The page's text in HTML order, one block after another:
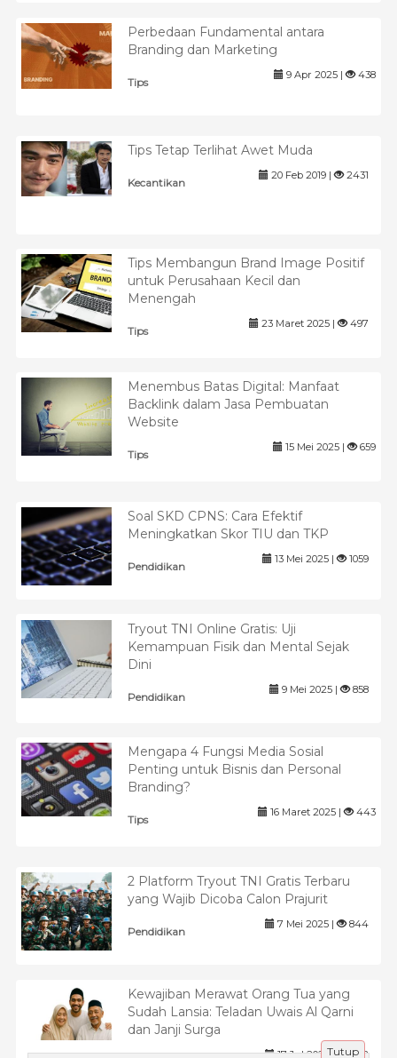
Perbedaan Fundamental antara
Branding dan Marketing
Tips
9 Apr 2025 | 438
Tips Tetap Terlihat Awet Muda
Kecantikan
20 Feb 2019 | 2431
Tips Membangun Brand Image Positif
untuk Perusahaan Kecil dan
Menengah
Tips
23 Maret 2025 | 497
Menembus Batas Digital: Manfaat
Backlink dalam Jasa Pembuatan
Website
Tips
15 Mei 2025 | 659
Soal SKD CPNS: Cara Efektif
Meningkatkan Skor TIU dan TKP
Pendidikan
13 Mei 2025 | 1059
Tryout TNI Online Gratis: Uji
Kemampuan Fisik dan Mental Sejak
Dini
Pendidikan
9 Mei 2025 | 858
Mengapa 4 Fungsi Media Sosial
Penting untuk Bisnis dan Personal
Branding?
Tips
16 Maret 2025 | 443
2 Platform Tryout TNI Gratis Terbaru
yang Wajib Dicoba Calon Prajurit
Pendidikan
7 Mei 2025 | 844
Kewajiban Merawat Orang Tua yang
Sudah Lansia: Teladan Uwais Al Qarni
dan Janji Surga
17 Jul 2025 | 542
Tutup